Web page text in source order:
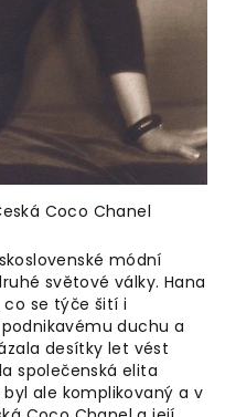
Coco Chanel
módní
světové války. Hana
co se týče šití i
duchu a
desítky let vést
společenská elita
ale komplikovaný a v